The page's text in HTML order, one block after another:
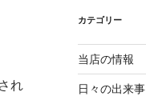
れ
カテゴリー
当店の情報
日々の出来事